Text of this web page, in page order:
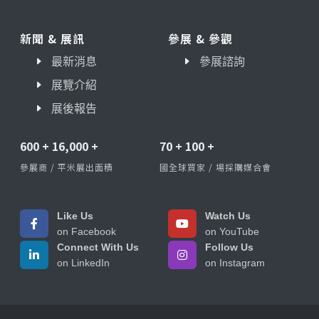
新聞 & 展訊
最新消息
展覽介紹
展後報告
參展 & 參觀
參展諮詢
600 + 16,000 +
參展商 / 平米展出面積
70 + 100 +
國全球買家 / 場採購媒合會
Like Us
on Facebook
Watch Us
on YouTube
Connect With Us
on LinkedIn
Follow Us
on Instagram